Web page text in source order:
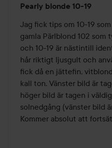
5
av
5
Pearly blonde 10-19
Jag fick tips om 10-19
gamla Pärlblond 102 som
och 10-19 är nästintill
hår riktigt ljusgult och
fick då en jättefin,
kall ton. Vänster bild är
höger bild är tagen i
solnedgång (vänster bild
Kommer absolut att